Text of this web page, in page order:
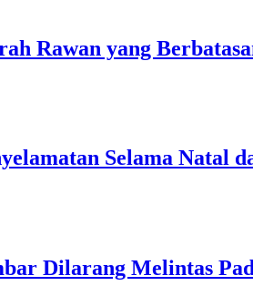
Rawan yang
Selama Natal
Dilarang Melintas